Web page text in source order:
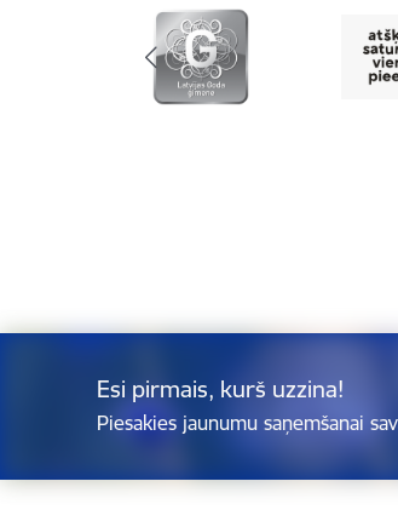
Esi pirmais, kurš uzzina!
Piesakies jaunumu saņemšanai